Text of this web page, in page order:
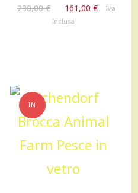
230,00€
prezzo
161,00 €
IlIva
Inclusa
IN
OFFERTA!